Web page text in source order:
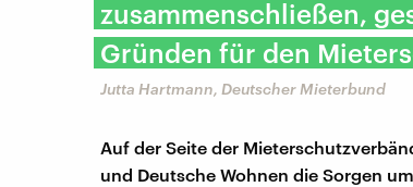
zusammenschließen,
Gründen für den
Jutta Hartmann, Deutscher Mieterbund
Auf der Seite der
und Deutsche Wohnen die Sorgen